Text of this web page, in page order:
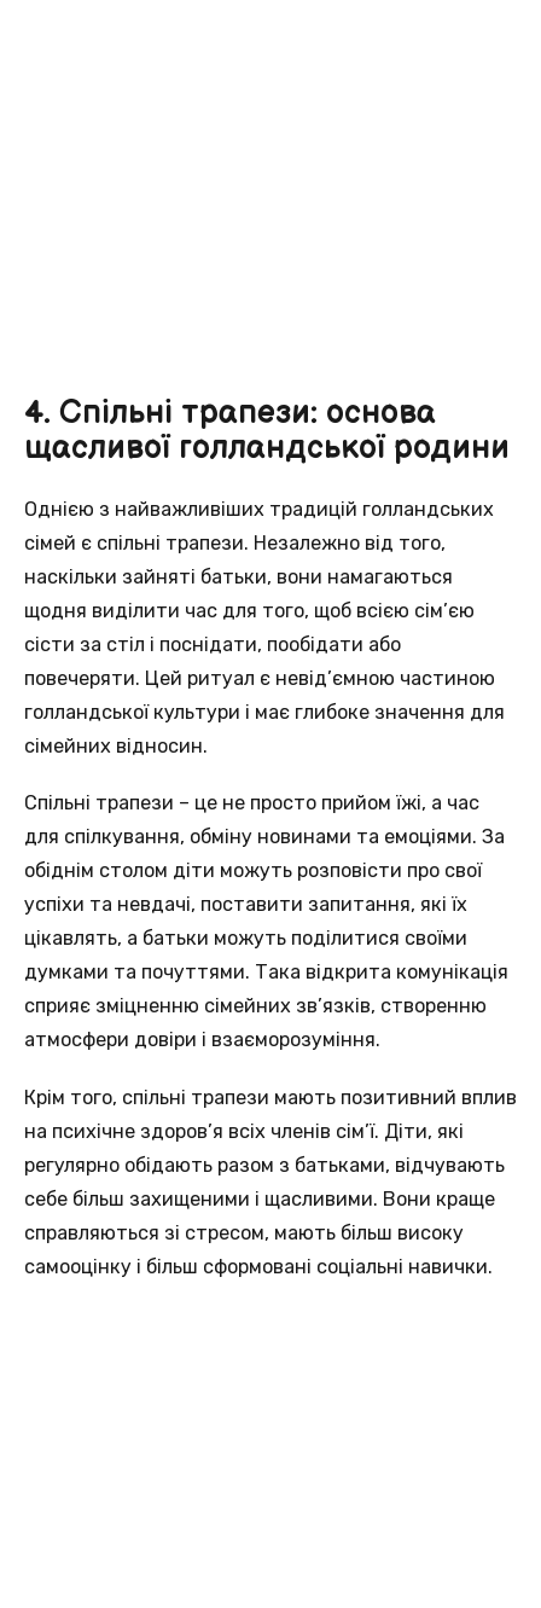
4. Спільні трапези: основа
щасливої голландської родини
Однією з найважливіших традицій голландських
сімей є спільні трапези. Незалежно від того,
наскільки зайняті батьки, вони намагаються
щодня виділити час для того, щоб всією сім’єю
сісти за стіл і поснідати, пообідати або
повечеряти. Цей ритуал є невід’ємною частиною
голландської культури і має глибоке значення для
сімейних відносин.
Спільні трапези – це не просто прийом їжі, а час
для спілкування, обміну новинами та емоціями. За
обіднім столом діти можуть розповісти про свої
успіхи та невдачі, поставити запитання, які їх
цікавлять, а батьки можуть поділитися своїми
думками та почуттями. Така відкрита комунікація
сприяє зміцненню сімейних зв’язків, створенню
атмосфери довіри і взаєморозуміння.
Крім того, спільні трапези мають позитивний вплив
на психічне здоров’я всіх членів сім’ї. Діти, які
регулярно обідають разом з батьками, відчувають
себе більш захищеними і щасливими. Вони краще
справляються зі стресом, мають більш високу
самооцінку і більш сформовані соціальні навички.